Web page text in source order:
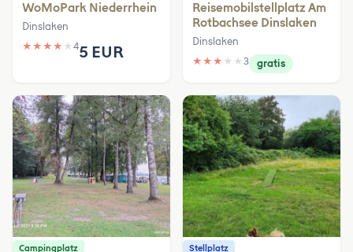
WoMoPark Niederrhein
Dinslaken
★ ★ ★ ★ ★ 45 EUR
Reisemobilstellplatz Am
Rotbachsee Dinslaken
Dinslaken
★ ★ ★ ★ ★ 3 gratis
Campingplatz Stellplatz